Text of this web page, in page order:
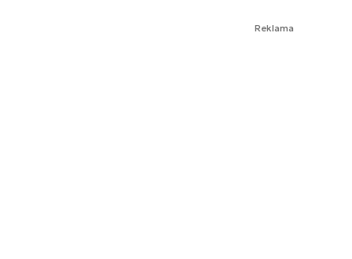
Reklama